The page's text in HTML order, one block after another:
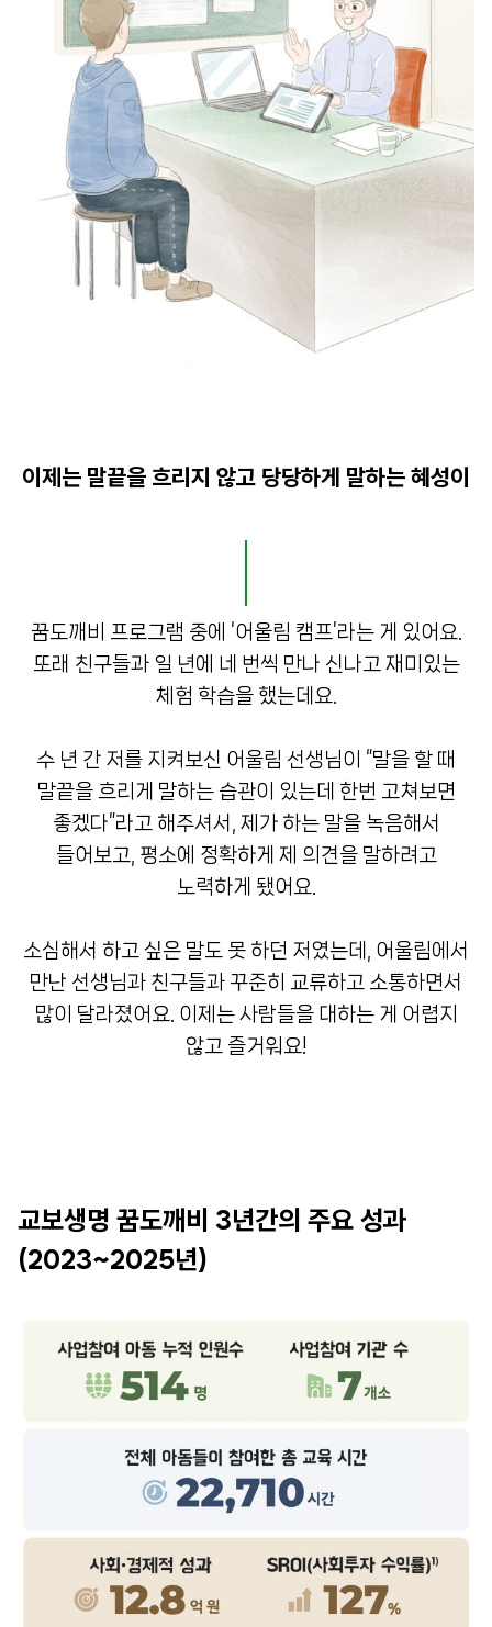
이제는 말끝을 흐리지 않고 당당하게 말하는 혜성이
꿈도깨비 프로그램 중에 ‘어울림 캠프’라는 게 있어요.
또래 친구들과 일 년에 네 번씩 만나 신나고 재미있는
체험 학습을 했는데요.
수 년 간 저를 지켜보신 어울림 선생님이 “말을 할 때
말끝을 흐리게 말하는 습관이 있는데 한번 고쳐보면
좋겠다”라고 해주셔서, 제가 하는 말을 녹음해서
들어보고, 평소에 정확하게 제 의견을 말하려고
노력하게 됐어요.
소심해서 하고 싶은 말도 못 하던 저였는데, 어울림에서
만난 선생님과 친구들과 꾸준히 교류하고 소통하면서
많이 달라졌어요. 이제는 사람들을 대하는 게 어렵지
않고 즐거워요!
교보생명 꿈도깨비 3년간의 주요 성과
(2023~2025년)